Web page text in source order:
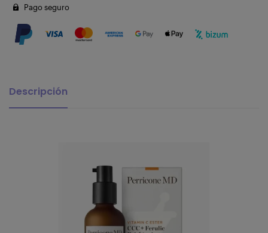
Pago seguro
Descripción